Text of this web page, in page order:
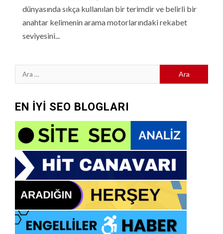
dünyasında sıkça kullanılan bir terimdir ve belirli bir
anahtar kelimenin arama motorlarındaki rekabet
seviyesini...
Arama:
EN İYİ SEO BLOGLARI